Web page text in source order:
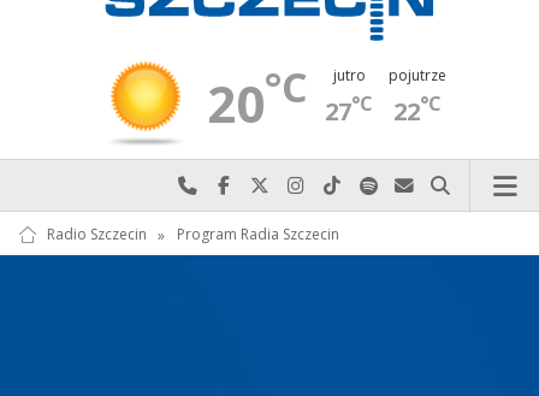
20°C jutro
27°C
pojutrze
22°C
Najlepiej po prostu do nas zadzwoń
Odwiedź nas na Facebook-u
Odwiedź nas na X
Odwiedź nas na Instagram-ie
Odwiedź nas na TikTok-u
Szukaj nas na Spotify
Wyślij do nas
Szukaj
Radio Szczecin » Program Radia Szczecin